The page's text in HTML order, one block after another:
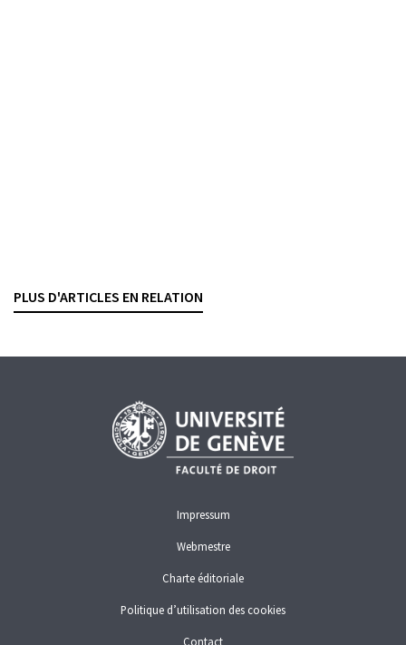
PLUS D'ARTICLES EN RELATION
Impressum
Webmestre
Charte éditoriale
Politique d’utilisation des cookies
Contact